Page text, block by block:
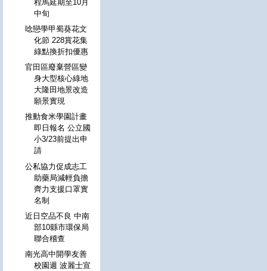
程馬延期至10月
中旬
唸戀學甲蜀葵花文
化節 228賞花集
綠點換折扣優惠
官田區廢棄營區變
身大型核心綠地
大隆田地景改造
願景實現
推動食米學園計畫
即日報名 公立國
小3/23前提出申
請
公私協力促成志工
助藥局減輕負擔
齊力支援口罩實
名制
近日空品不良 中南
部10縣市環保局
聯合稽查
南光高中開學友善
校園週 波麗士宣